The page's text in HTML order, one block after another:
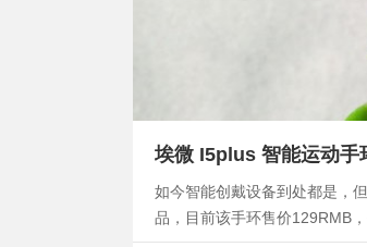
埃微 I5plus 智能运动手
如今智能创戴设备到处都是，
品，目前该手环售价129RMB